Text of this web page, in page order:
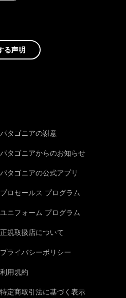
る声明
パタゴニアの謝意
パタゴニアからのお知らせ
パタゴニアの公式アプリ
プロセールス プログラム
ユニフォーム プログラム
正規取扱店について
プライバシーポリシー
利用規約
特定商取引法に基づく表示